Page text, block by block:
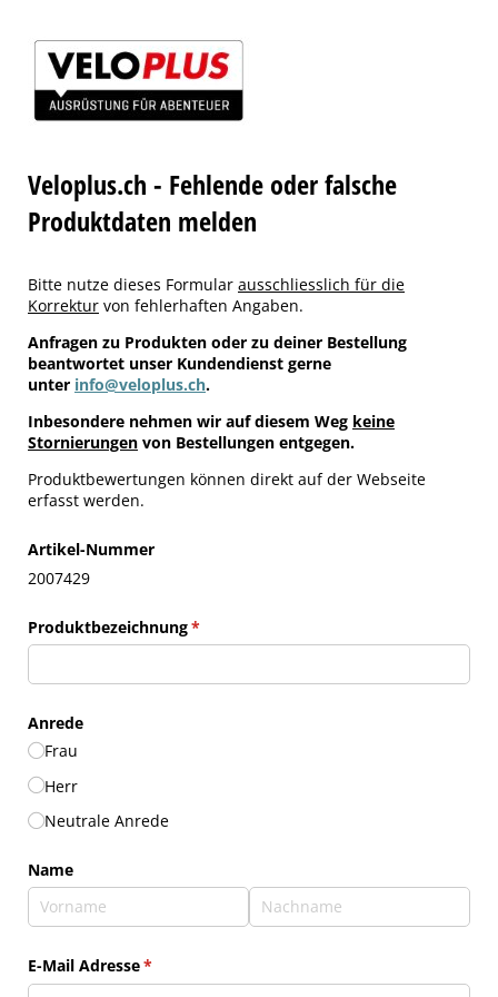
Veloplus.ch - Fehlende oder falsche
Produktdaten melden
Bitte nutze dieses Formular ausschliesslich für die
Korrektur von fehlerhaften Angaben.
Anfragen zu Produkten oder zu deiner Bestellung
beantwortet unser Kundendienst gerne
unter info@veloplus.ch.
Inbesondere nehmen wir auf diesem Weg keine
Stornierungen von Bestellungen entgegen.
Produktbewertungen können direkt auf der Webseite
erfasst werden.
Artikel-Nummer
2007429
Produktbezeichnung*
(erforderlich)
Anrede
Frau
Herr
Neutrale Anrede
Name
E-Mail Adresse*
(erforderlich)